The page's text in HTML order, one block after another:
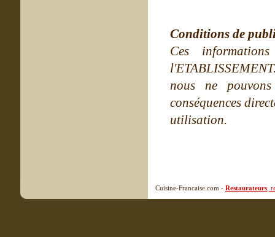
Conditions de
Ces
nous ne
conséquences
utilisation.
Cuisine-Francaise.com - Restaurateurs ,